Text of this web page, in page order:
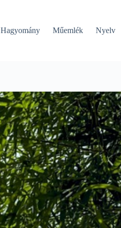
Hagyomány Műemlék Nyelv